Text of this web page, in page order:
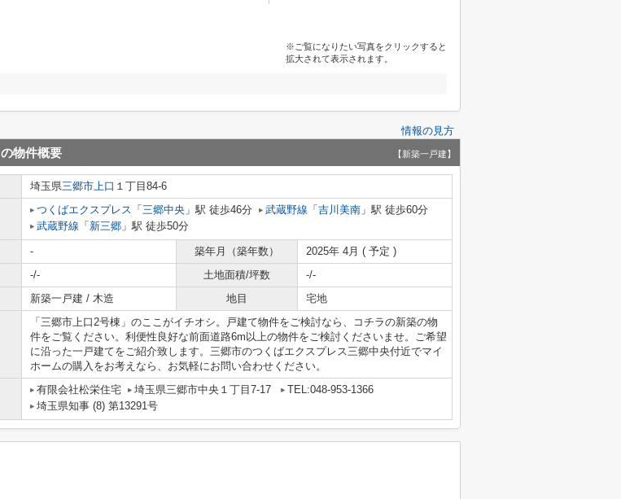
※ご覧になりたい写真をクリックすると
拡大されて表示されます。
情報の見方
の物件概要 【新築一戸建】
埼玉県三郷市上口 １丁目84-6
つくばエクスプレス 「 三郷中央 」駅 徒歩46分 武蔵野線 「 吉川美南 」駅 徒歩60分
武蔵野線 「 新三郷 」駅 徒歩50分
- 築年月（築年数）
2025年 4月 ( 予定 )
-/- 土地面積/坪数
-/-
新築一戸建 / 木造 地目 宅地
「三郷市上口2号棟」のここがイチオシ。戸建て物件をご検討なら、コチラの新築の物
件をご覧ください。利便性良好な前面道路6m以上の物件をご検討くださいませ。ご希望
に沿った一戸建てをご紹介致します。三郷市のつくばエクスプレス三郷中央付近でマイ
ホームの購入をお考えなら、お気軽にお問い合わせください。
有限会社松栄住宅 埼玉県三郷市中央１丁目7-17
TEL:048-953-1366
埼玉県知事 (8) 第13291号